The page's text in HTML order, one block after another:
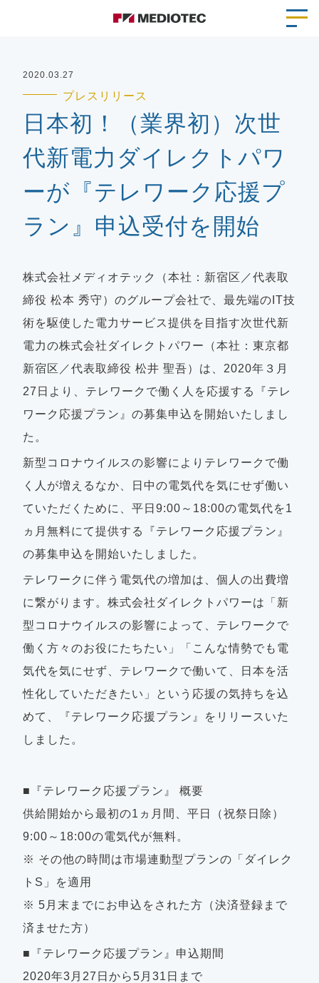
2020.03.27
プレスリリース
日本初！（業界初）次世
代新電力ダイレクトパワ
ーが『テレワーク応援プ
ラン』申込受付を開始
株式会社メディオテック（本社：新宿区／代表取
締役 松本 秀守）のグループ会社で、最先端のIT技
術を駆使した電力サービス提供を目指す次世代新
電力の株式会社ダイレクトパワー（本社：東京都
新宿区／代表取締役 松井 聖吾）は、2020年３月
27日より、テレワークで働く人を応援する『テレ
ワーク応援プラン』の募集申込を開始いたしまし
た。
新型コロナウイルスの影響によりテレワークで働
く人が増えるなか、日中の電気代を気にせず働い
ていただくために、平日9:00～18:00の電気代を1
ヵ月無料にて提供する『テレワーク応援プラン』
の募集申込を開始いたしました。
テレワークに伴う電気代の増加は、個人の出費増
に繋がります。株式会社ダイレクトパワーは「新
型コロナウイルスの影響によって、テレワークで
働く方々のお役にたちたい」「こんな情勢でも電
気代を気にせず、テレワークで働いて、日本を活
性化していただきたい」という応援の気持ちを込
めて、『テレワーク応援プラン』をリリースいた
しました。
■『テレワーク応援プラン』 概要
供給開始から最初の1ヵ月間、平日（祝祭日除）
9:00～18:00の電気代が無料。
※ その他の時間は市場連動型プランの「ダイレク
トS」を適用
※ 5月末までにお申込をされた方（決済登録まで
済ませた方）
■『テレワーク応援プラン』申込期間
2020年3月27日から5月31日まで